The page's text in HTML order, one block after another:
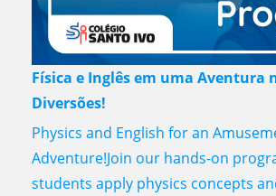
Física e Inglês em uma Aventura
Diversões!
Physics and English for an
Adventure!Join our hands-on
students apply physics concepts